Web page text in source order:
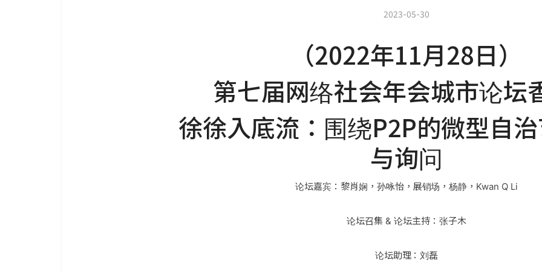
2023-05-30
（2022年11月28日）
第七届网络社会年会城市论坛
徐徐入底流：围绕P2P的微型自
与询问
论坛嘉宾：黎肖娴，孙咏怡，展销场，杨静，Kwan Q Li
论坛召集 & 论坛主持：张子木
论坛助理：刘磊